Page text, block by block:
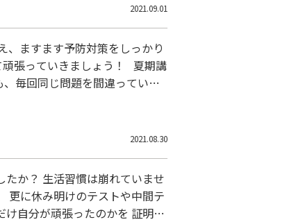
2021.09.01
、ますます予防対策をしっかり
張っていきましょう！ 夏期講
毎回同じ問題を間違っている
2021.08.30
か？ 生活習慣は崩れていませ
更に休み明けのテストや中間テ
自分が頑張ったのかを 証明す